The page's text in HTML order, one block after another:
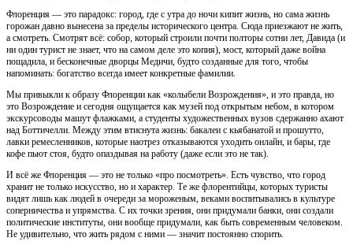
Флоренция — это парадокс: город, где с утра до ночи кипит жизнь, но сама жизнь
горожан давно вынесена за пределы исторического центра. Сюда приезжают не жить,
а смотреть. Смотрят всё: собор, который строили почти полторы сотни лет, Давида (и
ни один турист не знает, что на самом деле это копия), мост, который даже война
пощадила, и бесконечные дворцы Медичи, будто созданные для того, чтобы
напоминать: богатство всегда имеет конкретные фамилии.
Мы привыкли к образу Флоренции как «колыбели Возрождения», и это правда, но
это Возрождение и сегодня ощущается как музей под открытым небом, в котором
экскурсоводы машут флажками, а студенты художественных вузов сдержанно ахают
над Боттичелли. Между этим втиснута жизнь: бакалеи с кьябанатой и прошутто,
лавки ремесленников, которые наотрез отказываются уходить онлайн, и бары, где
кофе пьют стоя, будто опаздывая на работу (даже если это не так).
И всё же Флоренция — это не только «про посмотреть». Есть чувство, что город
хранит не только искусство, но и характер. Те же флорентийцы, которых туристы
видят лишь как людей в очереди за мороженым, веками воспитывались в культуре
соперничества и упрямства. С их точки зрения, они придумали банки, они создали
политические институты, они вообще придумали, как быть современным человеком.
Не удивительно, что жить рядом с ними — значит постоянно спорить.